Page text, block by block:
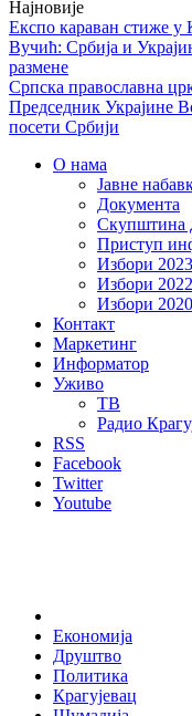
Најновије
Експо караван стиже у
Вучић: Србија и
размене
Српска православна
Председник Украјине
посети Србији
О нама
Јавне
Документа
Скупштина
Приступ
Избори
Избори
Избори
Контакт
Маркетинг
Информатор
Уживо
ТВ
Радио
RSS
Facebook
Twitter
Youtube
Економија
Друштво
Политика
Крагујевац